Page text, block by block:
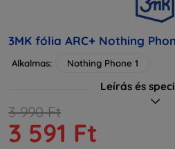
3MK fólia ARC+ Nothing
Alkalmas: Nothing Phone 1
Leírás és
3 990 Ft
3 591 Ft